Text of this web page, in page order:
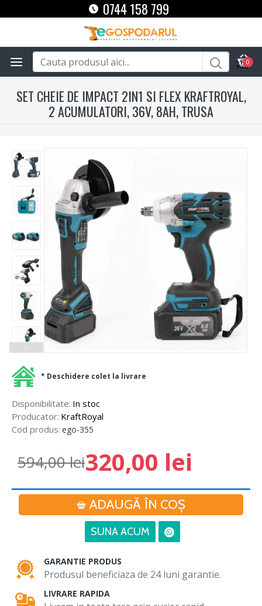
0744 158 799
0
SET CHEIE DE IMPACT 2IN1 SI FLEX KRAFTROYAL,
2 ACUMULATORI, 36V, 8AH, TRUSA
Disponibilitate: In stoc
Producator: KraftRoyal
Cod produs: ego-355
320,00 lei
594,00 lei
ADAUGĂ ÎN COŞ
SUNA ACUM
* Deschidere colet la livrare
GARANTIE PRODUS
Produsul beneficiaza de 24 luni garantie.
LIVRARE RAPIDA